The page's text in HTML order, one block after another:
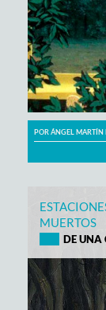
PORÁNGEL MARTÍN
MUERTOS
DE UNA